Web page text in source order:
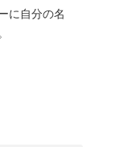
に自分の名